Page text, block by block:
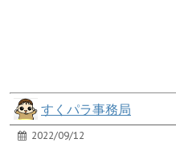
すくパラ事務局
2022/09/12